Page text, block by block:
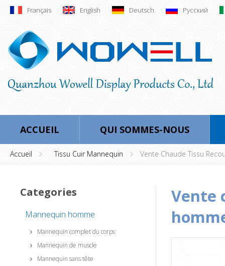
Français English Deutsch Русский
ACCUEIL QUI SOMMES-NOUS
Accueil Tissu Cuir Mannequin Vente Chaude Tissu
Categories
Mannequin homme
Mannequin complet du corps
Mannequin de muscle
Mannequin sans tête
vente chaude tissu recouvert de mannequin